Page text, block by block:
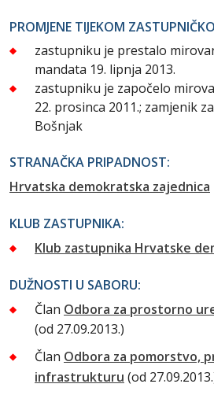
PROMJENE TIJEKOM
zastupniku je prestalo
mandata 19. lipnja 2013.
zastupniku je započelo
22. prosinca 2011.; zamjenik
Bošnjak
STRANAČKA PRIPADNOST:
Hrvatska demokratska zajednica
KLUB ZASTUPNIKA:
Klub zastupnika Hrvatske
DUŽNOSTI U SABORU:
Član Odbora za prostorno
(od 27.09.2013.)
Član Odbora za pomorstvo,
infrastrukturu (od